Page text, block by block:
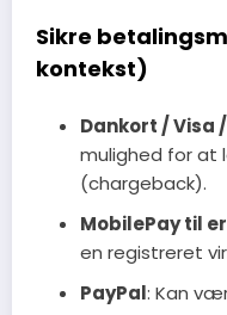
Sikre
kontekst)
Dankort / Visa
mulighed for at
(chargeback).
MobilePay til
en registreret
PayPal: Kan